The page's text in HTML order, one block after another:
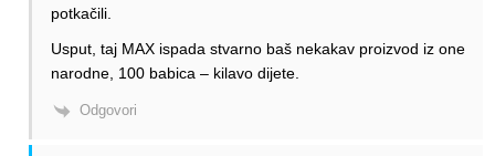
potkačili.
Usput, taj MAX ispada stvarno baš nekakav proizvod iz one
narodne, 100 babica – kilavo dijete.
Odgovori